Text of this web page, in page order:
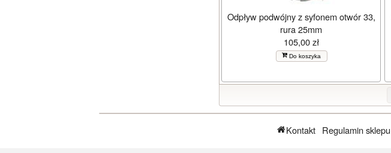
Odpływ podwójny z syfonem otwór 33,
rura 25mm
105,00 zł
Do koszyka
Kontakt Regulamin sklepu